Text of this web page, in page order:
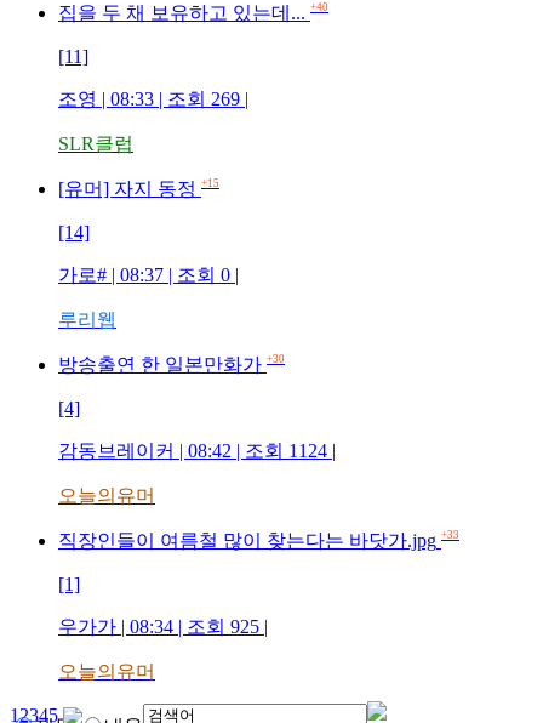
집을 두 채 보유하고 있는데... +40
[11]
조영 | 08:33 | 조회 269 |
SLR클럽
[유머] 자지 동정 +15
[14]
가로# | 08:37 | 조회 0 |
루리웹
방송출연 한 일본만화가 +30
[4]
감동브레이커 | 08:42 | 조회 1124 |
오늘의유머
직장인들이 여름철 많이 찾는다는 바닷가.jpg +33
[1]
우가가 | 08:34 | 조회 925 |
오늘의유머
12345